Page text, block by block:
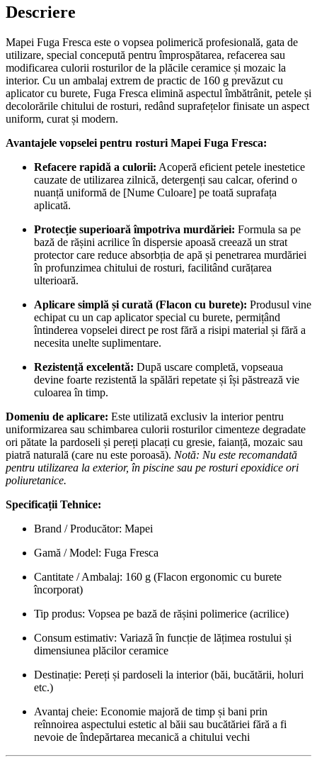
Descriere
Mapei Fuga Fresca este o vopsea polimerică profesională, gata de
utilizare, special concepută pentru împrospătarea, refacerea sau
modificarea culorii rosturilor de la plăcile ceramice și mozaic la
interior. Cu un ambalaj extrem de practic de 160 g prevăzut cu
aplicator cu burete, Fuga Fresca elimină aspectul îmbătrânit, petele și
decolorările chitului de rosturi, redând suprafețelor finisate un aspect
uniform, curat și modern.
Avantajele vopselei pentru rosturi Mapei Fuga Fresca:
Refacere rapidă a culorii: Acoperă eficient petele inestetice
cauzate de utilizarea zilnică, detergenți sau calcar, oferind o
nuanță uniformă de [Nume Culoare] pe toată suprafața
aplicată.
Protecție superioară împotriva murdăriei: Formula sa pe
bază de rășini acrilice în dispersie apoasă creează un strat
protector care reduce absorbția de apă și penetrarea murdăriei
în profunzimea chitului de rosturi, facilitând curățarea
ulterioară.
Aplicare simplă și curată (Flacon cu burete): Produsul vine
echipat cu un cap aplicator special cu burete, permițând
întinderea vopselei direct pe rost fără a risipi material și fără a
necesita unelte suplimentare.
Rezistență excelentă: După uscare completă, vopseaua
devine foarte rezistentă la spălări repetate și își păstrează vie
culoarea în timp.
Domeniu de aplicare: Este utilizată exclusiv la interior pentru
uniformizarea sau schimbarea culorii rosturilor cimenteze degradate
ori pătate la pardoseli și pereți placați cu gresie, faianță, mozaic sau
piatră naturală (care nu este poroasă). Notă: Nu este recomandată
pentru utilizarea la exterior, în piscine sau pe rosturi epoxidice ori
poliuretanice.
Specificații Tehnice:
Brand / Producător: Mapei
Gamă / Model: Fuga Fresca
Cantitate / Ambalaj: 160 g (Flacon ergonomic cu burete
încorporat)
Tip produs: Vopsea pe bază de rășini polimerice (acrilice)
Consum estimativ: Variază în funcție de lățimea rostului și
dimensiunea plăcilor ceramice
Destinație: Pereți și pardoseli la interior (băi, bucătării, holuri
etc.)
Avantaj cheie: Economie majoră de timp și bani prin
reînnoirea aspectului estetic al băii sau bucătăriei fără a fi
nevoie de îndepărtarea mecanică a chitului vechi